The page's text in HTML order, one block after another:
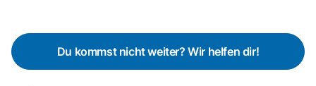
Du kommst nicht weiter? Wir helfen dir!